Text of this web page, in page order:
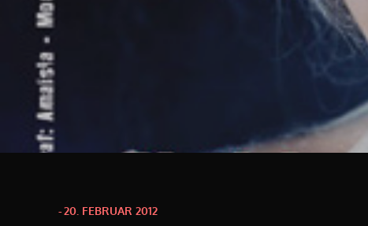
Posted
20. FEBRUAR 2012